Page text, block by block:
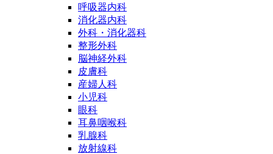
呼吸器内科
消化器内科
外科・消化器科
整形外科
脳神経外科
皮膚科
産婦人科
小児科
眼科
耳鼻咽喉科
乳腺科
放射線科